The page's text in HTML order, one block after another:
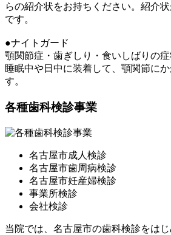
らの紹介状をお持ちください。紹介
です。
●ナイトガード
顎関節症・歯ぎしり・食いしばりの症
睡眠中や日中に装着して、顎関節に
す。
各種歯科検診事業
名古屋市成人検診
名古屋市歯周病検診
名古屋市妊産婦検診
事業所検診
会社検診
当院では、名古屋市の歯科検診をは